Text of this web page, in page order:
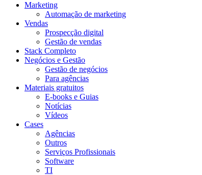
Marketing
Automação de marketing
Vendas
Prospecção digital
Gestão de vendas
Stack Completo
Negócios e Gestão
Gestão de negócios
Para agências
Materiais gratuitos
E-books e Guias
Notícias
Vídeos
Cases
Agências
Outros
Serviços Profissionais
Software
TI